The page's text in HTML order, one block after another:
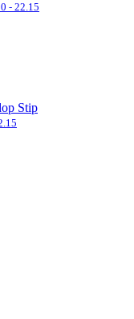
- 22.15
Stip